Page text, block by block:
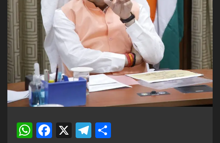
WhatsApp
Facebook
X Telegram